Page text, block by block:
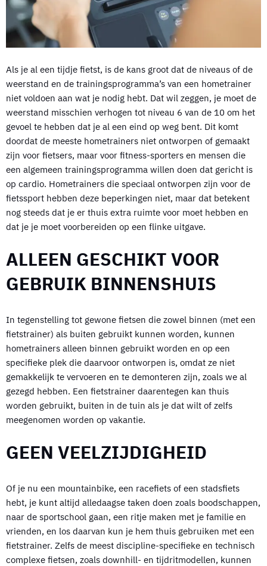
Als je al een tijdje fietst, is de kans groot dat de niveaus of de
weerstand en de trainingsprogramma’s van een hometrainer
niet voldoen aan wat je nodig hebt. Dat wil zeggen, je moet de
weerstand misschien verhogen tot niveau 6 van de 10 om het
gevoel te hebben dat je al een eind op weg bent. Dit komt
doordat de meeste hometrainers niet ontworpen of gemaakt
zijn voor fietsers, maar voor fitness-sporters en mensen die
een algemeen trainingsprogramma willen doen dat gericht is
op cardio. Hometrainers die speciaal ontworpen zijn voor de
fietssport hebben deze beperkingen niet, maar dat betekent
nog steeds dat je er thuis extra ruimte voor moet hebben en
dat je je moet voorbereiden op een flinke uitgave.
ALLEEN GESCHIKT VOOR
GEBRUIK BINNENSHUIS
In tegenstelling tot gewone fietsen die zowel binnen (met een
fietstrainer) als buiten gebruikt kunnen worden, kunnen
hometrainers alleen binnen gebruikt worden en op een
specifieke plek die daarvoor ontworpen is, omdat ze niet
gemakkelijk te vervoeren en te demonteren zijn, zoals we al
gezegd hebben. Een fietstrainer daarentegen kan thuis
worden gebruikt, buiten in de tuin als je dat wilt of zelfs
meegenomen worden op vakantie.
GEEN VEELZIJDIGHEID
Of je nu een mountainbike, een racefiets of een stadsfiets
hebt, je kunt altijd alledaagse taken doen zoals boodschappen,
naar de sportschool gaan, een ritje maken met je familie en
vrienden, en los daarvan kun je hem thuis gebruiken met een
fietstrainer. Zelfs de meest discipline-specifieke en technisch
complexe fietsen, zoals downhill- en tijdritmodellen, kunnen